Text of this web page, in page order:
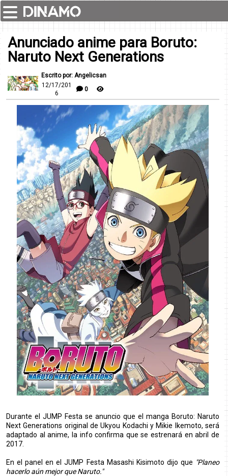
Anunciado anime para Boruto:
Naruto Next Generations
Escrito por: Angelicsan
12/17/201
6
0
Durante el JUMP Festa se anuncio que el manga Boruto: Naruto
Next Generations original de Ukyou Kodachi y Mikie Ikemoto, será
adaptado al anime, la info confirma que se estrenará en abril de
2017.
En el panel en el JUMP Festa Masashi Kisimoto dijo que "Planeo
hacerlo aún mejor que Naruto."